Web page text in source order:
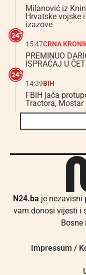
Milanović iz
Hrvatske vojske
izazove
15:47CRNA
PREMINUO
ISPRAĆAJ U
14:39BIH
FBiH jača
Tractora,
N24.ba je nezavisni
vam donosi vijesti i
Bosne
Impressum /